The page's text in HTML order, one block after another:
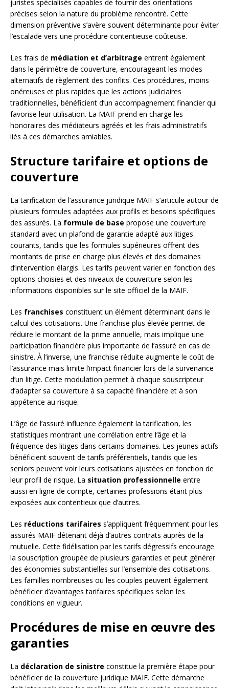
juristes spécialisés capables de fournir des orientations
précises selon la nature du problème rencontré. Cette
dimension préventive s’avère souvent déterminante pour éviter
l’escalade vers une procédure contentieuse coûteuse.
Les frais de médiation et d’arbitrage entrent également
dans le périmètre de couverture, encourageant les modes
alternatifs de règlement des conflits. Ces procédures, moins
onéreuses et plus rapides que les actions judiciaires
traditionnelles, bénéficient d’un accompagnement financier qui
favorise leur utilisation. La MAIF prend en charge les
honoraires des médiateurs agréés et les frais administratifs
liés à ces démarches amiables.
Structure tarifaire et options de
couverture
La tarification de l’assurance juridique MAIF s’articule autour de
plusieurs formules adaptées aux profils et besoins spécifiques
des assurés. La formule de base propose une couverture
standard avec un plafond de garantie adapté aux litiges
courants, tandis que les formules supérieures offrent des
montants de prise en charge plus élevés et des domaines
d’intervention élargis. Les tarifs peuvent varier en fonction des
options choisies et des niveaux de couverture selon les
informations disponibles sur le site officiel de la MAIF.
Les franchises constituent un élément déterminant dans le
calcul des cotisations. Une franchise plus élevée permet de
réduire le montant de la prime annuelle, mais implique une
participation financière plus importante de l’assuré en cas de
sinistre. À l’inverse, une franchise réduite augmente le coût de
l’assurance mais limite l’impact financier lors de la survenance
d’un litige. Cette modulation permet à chaque souscripteur
d’adapter sa couverture à sa capacité financière et à son
appétence au risque.
L’âge de l’assuré influence également la tarification, les
statistiques montrant une corrélation entre l’âge et la
fréquence des litiges dans certains domaines. Les jeunes actifs
bénéficient souvent de tarifs préférentiels, tandis que les
seniors peuvent voir leurs cotisations ajustées en fonction de
leur profil de risque. La situation professionnelle entre
aussi en ligne de compte, certaines professions étant plus
exposées aux contentieux que d’autres.
Les réductions tarifaires s’appliquent fréquemment pour les
assurés MAIF détenant déjà d’autres contrats auprès de la
mutuelle. Cette fidélisation par les tarifs dégressifs encourage
la souscription groupée de plusieurs garanties et peut générer
des économies substantielles sur l’ensemble des cotisations.
Les familles nombreuses ou les couples peuvent également
bénéficier d’avantages tarifaires spécifiques selon les
conditions en vigueur.
Procédures de mise en œuvre des
garanties
La déclaration de sinistre constitue la première étape pour
bénéficier de la couverture juridique MAIF. Cette démarche